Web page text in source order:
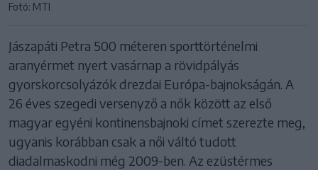
Fotó: MTI
Jászapáti Petra 500 méteren sporttörténelmi
aranyérmet nyert vasárnap a rövidpályás
gyorskorcsolyázók drezdai Európa-bajnokságán. A
26 éves szegedi versenyző a nők között az első
magyar egyéni kontinensbajnoki címet szerezte meg,
ugyanis korábban csak a női váltó tudott
diadalmaskodni még 2009-ben. Az ezüstérmes